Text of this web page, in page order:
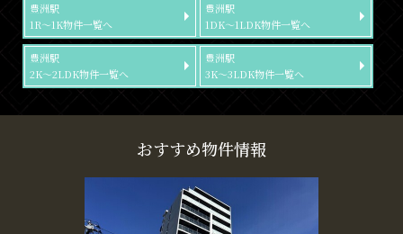
豊洲駅
1R～1K物件一覧へ
豊洲駅
1DK～1LDK物件一覧へ
豊洲駅
2K～2LDK物件一覧へ
豊洲駅
3K～3LDK物件一覧へ
おすすめ物件情報